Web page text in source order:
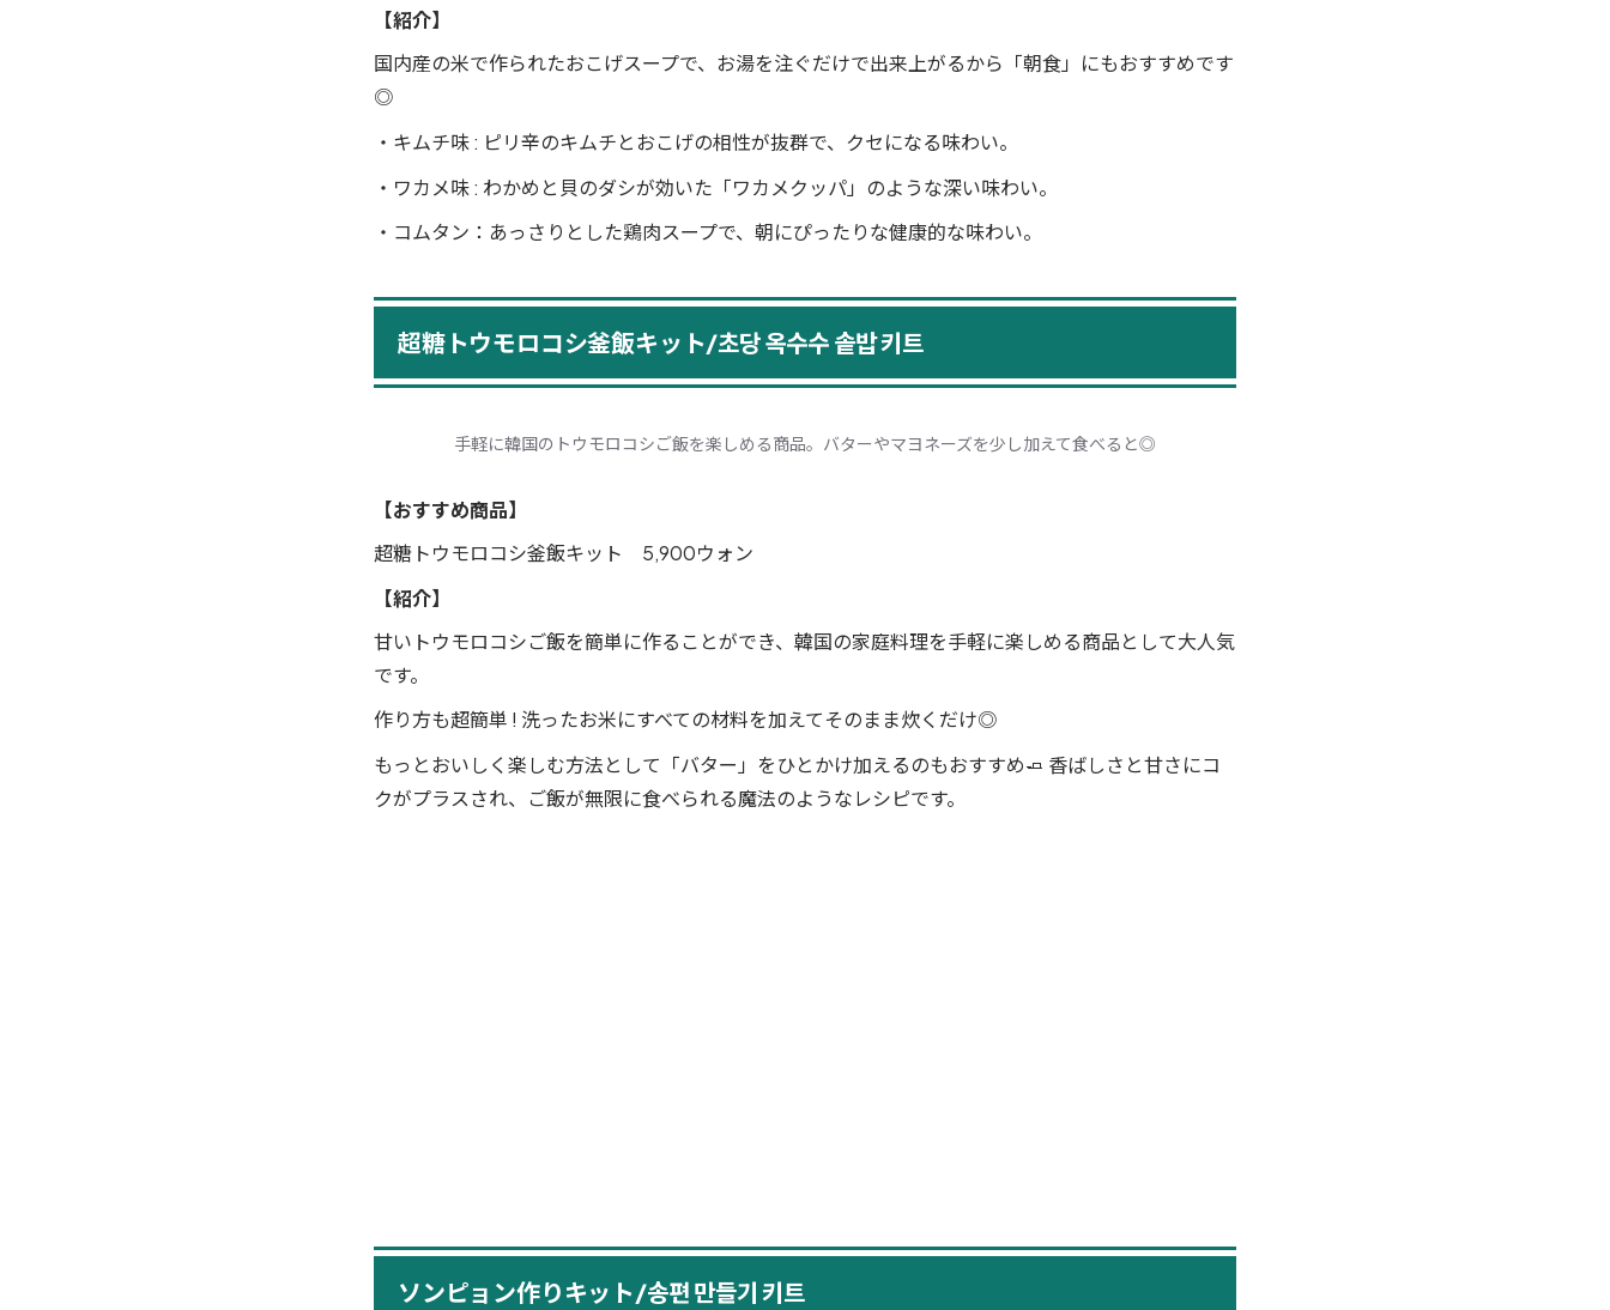
【紹介】
国内産の米で作られたおこげスープで、お湯を注ぐだけで出来上がるから「朝食」にもおすすめです
◎
・キムチ味 : ピリ辛のキムチとおこげの相性が抜群で、クセになる味わい。
・ワカメ味 : わかめと貝のダシが効いた「ワカメクッパ」のような深い味わい。
・コムタン：あっさりとした鶏肉スープで、朝にぴったりな健康的な味わい。
超糖トウモロコシ釜飯キット/초당 옥수수 솥밥 키트
手軽に韓国のトウモロコシご飯を楽しめる商品。バターやマヨネーズを少し加えて食べると◎
【おすすめ商品】
超糖トウモロコシ釜飯キット 5,900ウォン
【紹介】
甘いトウモロコシご飯を簡単に作ることができ、韓国の家庭料理を手軽に楽しめる商品として大人気
です。
作り方も超簡単 ! 洗ったお米にすべての材料を加えてそのまま炊くだけ◎
もっとおいしく楽しむ方法として「バター」をひとかけ加えるのもおすすめ🧈 香ばしさと甘さにコ
クがプラスされ、ご飯が無限に食べられる魔法のようなレシピです。
ソンピョン作りキット/송편 만들기 키트